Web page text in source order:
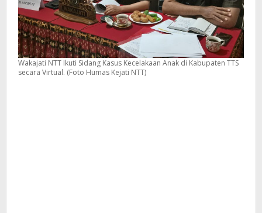
Wakajati NTT Ikuti Sidang Kasus Kecelakaan Anak di Kabupaten TTS
secara Virtual. (Foto Humas Kejati NTT)